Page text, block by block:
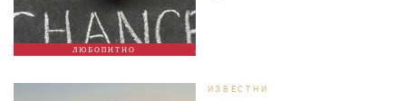
ЛЮБОПИТНО
ИЗВЕСТНИ